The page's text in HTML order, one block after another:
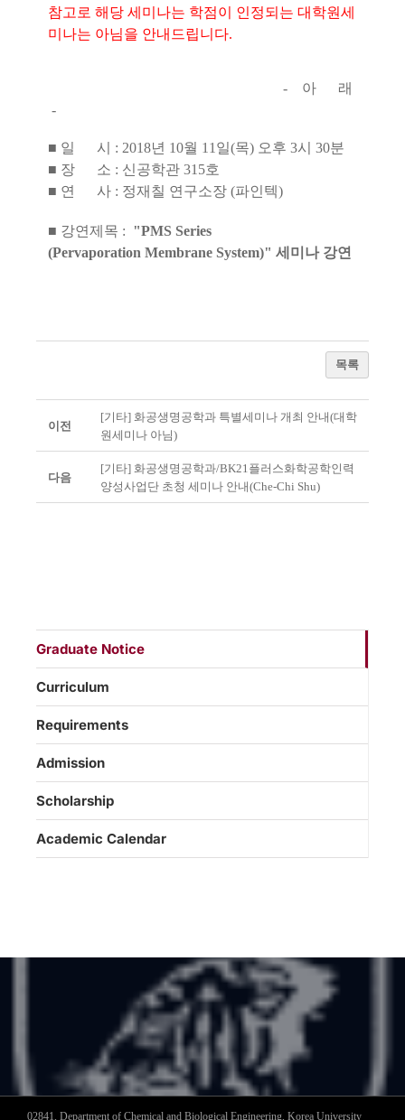
참고로 해당 세미나는 학점이 인정되는 대학원세
미나는 아님을 안내드립니다.
- 아 래
-
■ 일 시 : 2018년 10월 11일(목) 오후 3시 30분
■ 장 소 : 신공학관 315호
■ 연 사 : 정재칠 연구소장 (파인텍)
■ 강연제목 :
"PMS Series
(Pervaporation Membrane System)" 세미나 강연
목록
이전
[기타] 화공생명공학과 특별세미나 개최 안내(대학
원세미나 아님)
다음
[기타] 화공생명공학과/BK21플러스화학공학인력
양성사업단 초청 세미나 안내(Che-Chi Shu)
Graduate Notice
Curriculum
Requirements
Admission
Scholarship
Academic Calendar
02841, Department of Chemical and Biological Engineering, Korea University